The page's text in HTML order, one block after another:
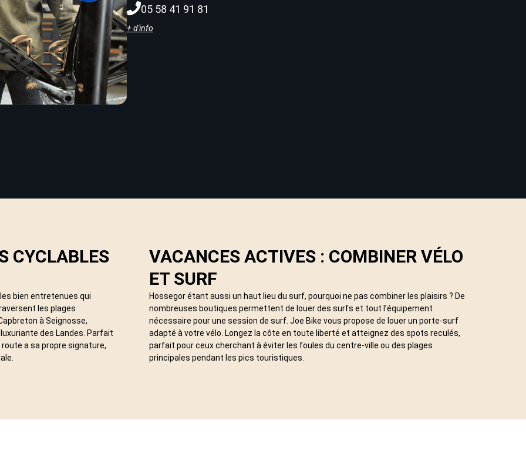
05 58 41 91 81
+ d'info
CYCLABLES
bien entretenues qui
les plages
à Seignosse,
des Landes. Parfait
a sa propre signature,
VACANCES ACTIVES : COMBINER VÉLO
ET SURF
Hossegor étant aussi un haut lieu du surf, pourquoi ne pas combiner les plaisirs ? De
nombreuses boutiques permettent de louer des surfs et tout l’équipement
nécessaire pour une session de surf. Joe Bike vous propose de louer un porte-surf
adapté à votre vélo. Longez la côte en toute liberté et atteignez des spots reculés,
parfait pour ceux cherchant à éviter les foules du centre-ville ou des plages
principales pendant les pics touristiques.